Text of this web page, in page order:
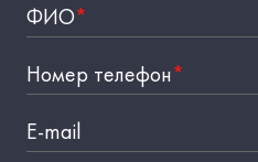
ФИО*
Номер телефон*
E-mail